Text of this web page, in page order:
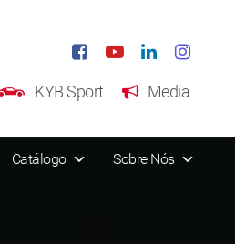
KYB Sport Media
Catálogo Sobre Nós